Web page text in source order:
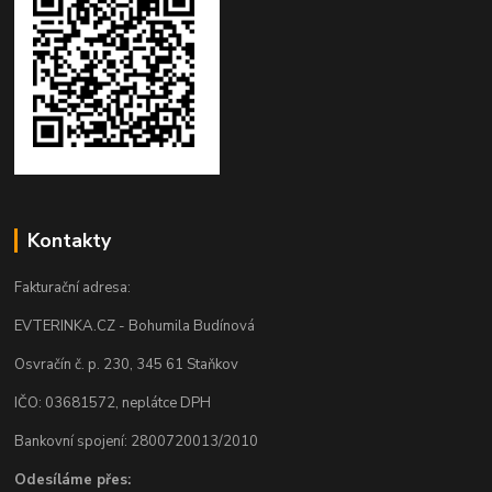
Kontakty
Fakturační adresa:
EVTERINKA.CZ - Bohumila Budínová
Osvračín č. p. 230, 345 61 Staňkov
IČO: 03681572, neplátce DPH
Bankovní spojení: 2800720013/2010
Odesíláme přes: